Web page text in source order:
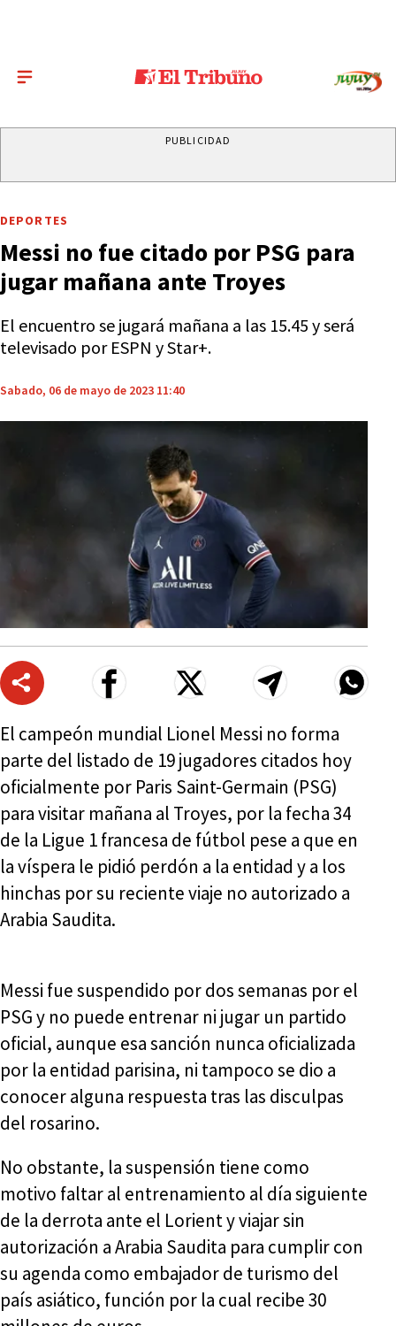
PUBLICIDAD
DEPORTES
Messi no fue citado por PSG para
jugar mañana ante Troyes
El encuentro se jugará mañana a las 15.45 y será
televisado por ESPN y Star+.
Sabado, 06 de mayo de 2023 11:40
El campeón mundial Lionel Messi no forma
parte del listado de 19 jugadores citados hoy
oficialmente por Paris Saint-Germain (PSG)
para visitar mañana al Troyes, por la fecha 34
de la Ligue 1 francesa de fútbol pese a que en
la víspera le pidió perdón a la entidad y a los
hinchas por su reciente viaje no autorizado a
Arabia Saudita.
Messi fue suspendido por dos semanas por el
PSG y no puede entrenar ni jugar un partido
oficial, aunque esa sanción nunca oficializada
por la entidad parisina, ni tampoco se dio a
conocer alguna respuesta tras las disculpas
del rosarino.
No obstante, la suspensión tiene como
motivo faltar al entrenamiento al día siguiente
de la derrota ante el Lorient y viajar sin
autorización a Arabia Saudita para cumplir con
su agenda como embajador de turismo del
país asiático, función por la cual recibe 30